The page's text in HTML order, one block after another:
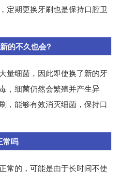
定期更换牙刷也是保持口腔卫
的不久也会?
量细菌，因此即使换了新的牙
，细菌仍然会繁殖并产生异
，能够有效消灭细菌，保持口
常吗
常的，可能是由于长时间不使